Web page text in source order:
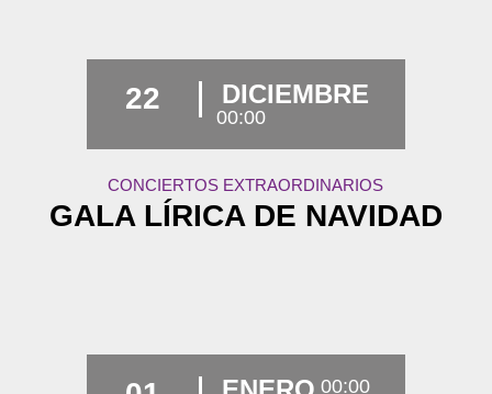
22 DICIEMBRE
00:00
CONCIERTOS EXTRAORDINARIOS
GALA LÍRICA DE NAVIDAD
00:00